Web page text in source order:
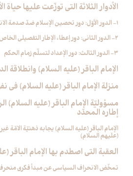
الأدوار الثلاثة التي توزّعت عليها
1- الدور الأوّل: دور تحصين الإسلام ضدّ صدمة الانحراف
2- الدور الثاني: دور إعطاء الإطار التفصيلي الخاص للشيعة
3- الدور الثالث: دور الإعداد لتسلّم زمام الحكم
الإمام الباقر (عليه السلام) وانطلاقة
منزلة الإمام الباقر (عليه السلام) في
مسؤوليّة الإمام الباقر (عليه السلام)
إطاره المحدّد
الإمام الباقر (عليه السلام) يجابه ذهنيّة الامّة
(عليهم السلام)
العقبة التي اصطدم بها الإمام الباقر
تمخّض الانحراف السياسي عن مبدأ فكري